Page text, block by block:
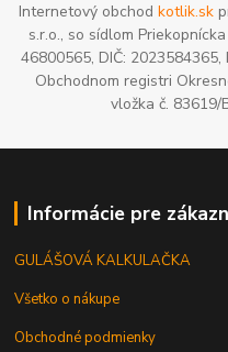
Internetový obchod kotlik.sk
s.r.o., so sídlom
46800565, DIČ:
Obchodnom registri
vložka č.
Informácie pre
GULÁŠOVÁ KALKULAČKA
Všetko o nákupe
Obchodné podmienky